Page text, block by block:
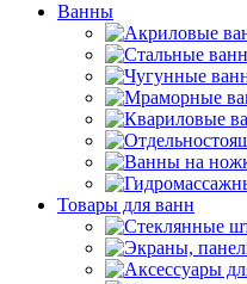
Ванны
Товары для ванн